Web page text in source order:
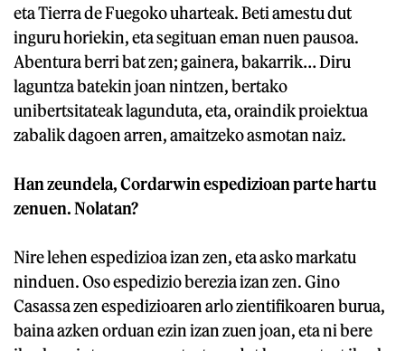
eta Tierra de Fuegoko uharteak. Beti amestu dut
inguru horiekin, eta segituan eman nuen pausoa.
Abentura berri bat zen; gainera, bakarrik… Diru
laguntza batekin joan nintzen, bertako
unibertsitateak lagunduta, eta, oraindik proiektua
zabalik dagoen arren, amaitzeko asmotan naiz.
Han zeundela, Cordarwin espedizioan parte hartu
zenuen. Nolatan?
Nire lehen espedizioa izan zen, eta asko markatu
ninduen. Oso espedizio berezia izan zen. Gino
Casassa zen espedizioaren arlo zientifikoaren burua,
baina azken orduan ezin izan zuen joan, eta ni bere